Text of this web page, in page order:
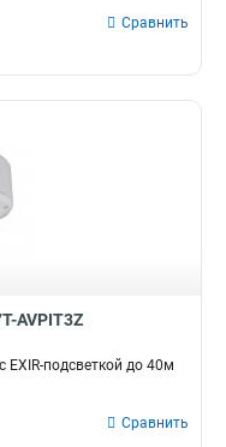
Сравнить
AVPIT3Z
подсветкой до 40м
Сравнить